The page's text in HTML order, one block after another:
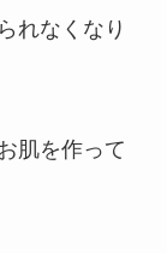
れなくなり
肌を作って